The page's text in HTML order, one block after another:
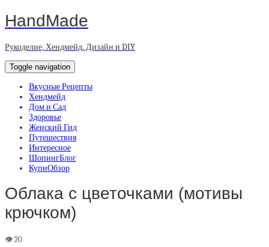
HandMade
Рукоделие, Хендмейд, Дизайн и DIY
Toggle navigation
Вкусные Рецепты
Хендмейд
Дом и Сад
Здоровье
Женский Гид
Путешествия
Интересное
ШопингБлог
КупиОбзор
Облака с цветочками (мотивы
крючком)